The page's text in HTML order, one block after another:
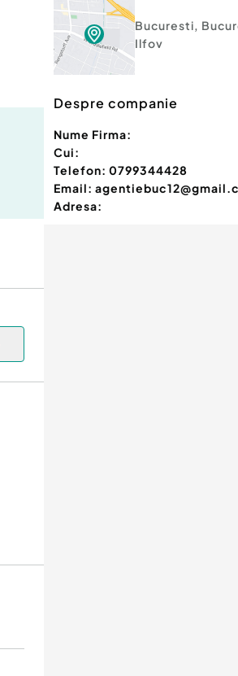
Bucuresti,
Ilfov
Despre companie
Nume Firma:
Cui:
Telefon: 0799344428
Email:
Adresa: